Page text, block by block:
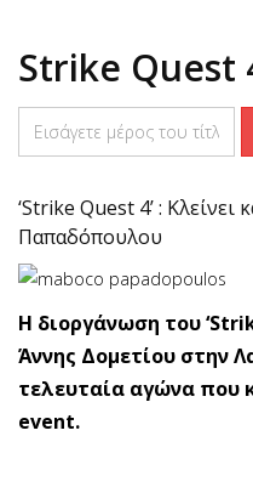
Strike Quest
‘Strike Quest 4’ :
Παπαδόπουλου
Η διοργάνωση του
Άννης Δομετίου στην
τελευταία αγώνα που
event.